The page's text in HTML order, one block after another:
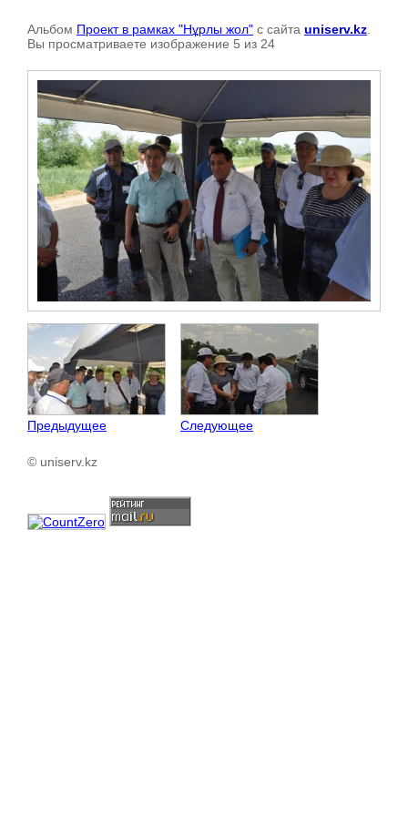
Альбом Проект в рамках "Нұрлы жол" с сайта uniserv.kz
Вы просматриваете изображение 5 из 24
Предыдущее Следующее
© uniserv.kz